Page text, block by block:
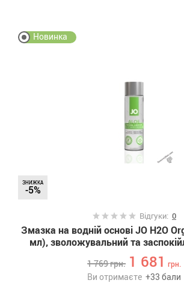
Новинка
ЗНИЖКА
-5%
Відгуки: 0
Змазка на водній основі JO H2O
мл), зволожувальний та
1 769грн. 1 681 грн.
Ви отримаєте +33 бали